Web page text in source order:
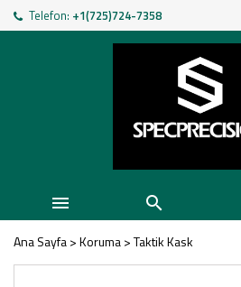
Telefon: +1(725)724-7358
 
Ana Sayfa>Koruma>Taktik Kask